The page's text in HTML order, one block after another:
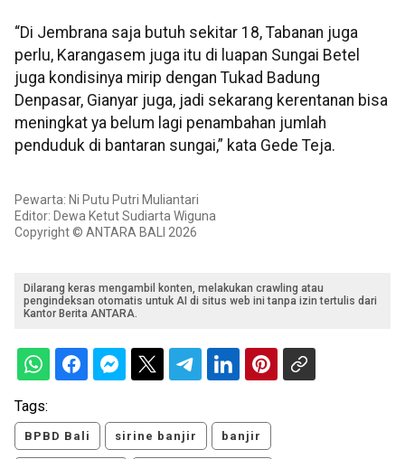
“Di Jembrana saja butuh sekitar 18, Tabanan juga
perlu, Karangasem juga itu di luapan Sungai Betel
juga kondisinya mirip dengan Tukad Badung
Denpasar, Gianyar juga, jadi sekarang kerentanan bisa
meningkat ya belum lagi penambahan jumlah
penduduk di bantaran sungai,” kata Gede Teja.
Pewarta: Ni Putu Putri Muliantari
Editor: Dewa Ketut Sudiarta Wiguna
Copyright © ANTARA BALI 2026
Dilarang keras mengambil konten, melakukan crawling atau
pengindeksan otomatis untuk AI di situs web ini tanpa izin tertulis dari
Kantor Berita ANTARA.
Tags:
BPBD Bali sirine banjir banjir